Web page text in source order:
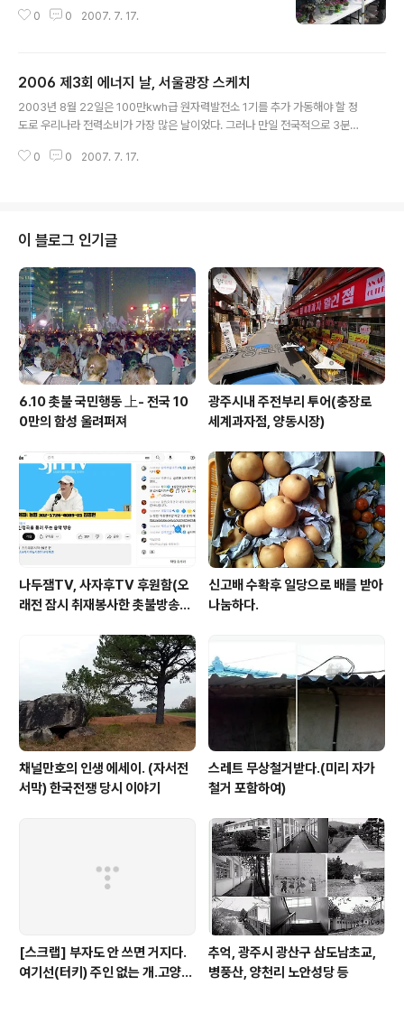
0 0 2007. 7. 17.
2006 제3회 에너지 날, 서울광장 스케치
2003년 8월 22일은 100만kwh급 원자력발전소 1기를 추가 가동해야 할 정
도로 우리나라 전력소비가 가장 많은 날이었다. 그러나 만일 전국적으로 3분간
는 그날을 생각하며 8월 22일을 에너지의 날로 정하였다. 에너지 절약에 관한
0 0 2007. 7. 17.
이 블로그 인기글
6.10 촛불 국민행동 上- 전국 10
0만의 함성 울려퍼져
광주시내 주전부리 투어(충장로
세계과자점, 양동시장)
나두잼TV, 사자후TV 후원함(오
래전 잠시 취재봉사한 촛불방송
신고배 수확후 일당으로 배를 받아
나눔하다.
채널만호의 인생 에세이. (자서전
서막) 한국전쟁 당시 이야기
스레트 무상철거받다.(미리 자가
철거 포함하여)
[스크랩] 부자도 안 쓰면 거지다.
여기선(터키) 주인 없는 개.고양이
추억, 광주시 광산구 삼도남초교,
병풍산, 양천리 노안성당 등